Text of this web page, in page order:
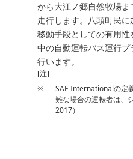
から大江ノ郷自然牧場
走行します。八頭町民
移動手段としての有用
中の自動運転バス運行
行います。
[注]
※
SAE Internationalの定
難な場合の運転者は、
2017）